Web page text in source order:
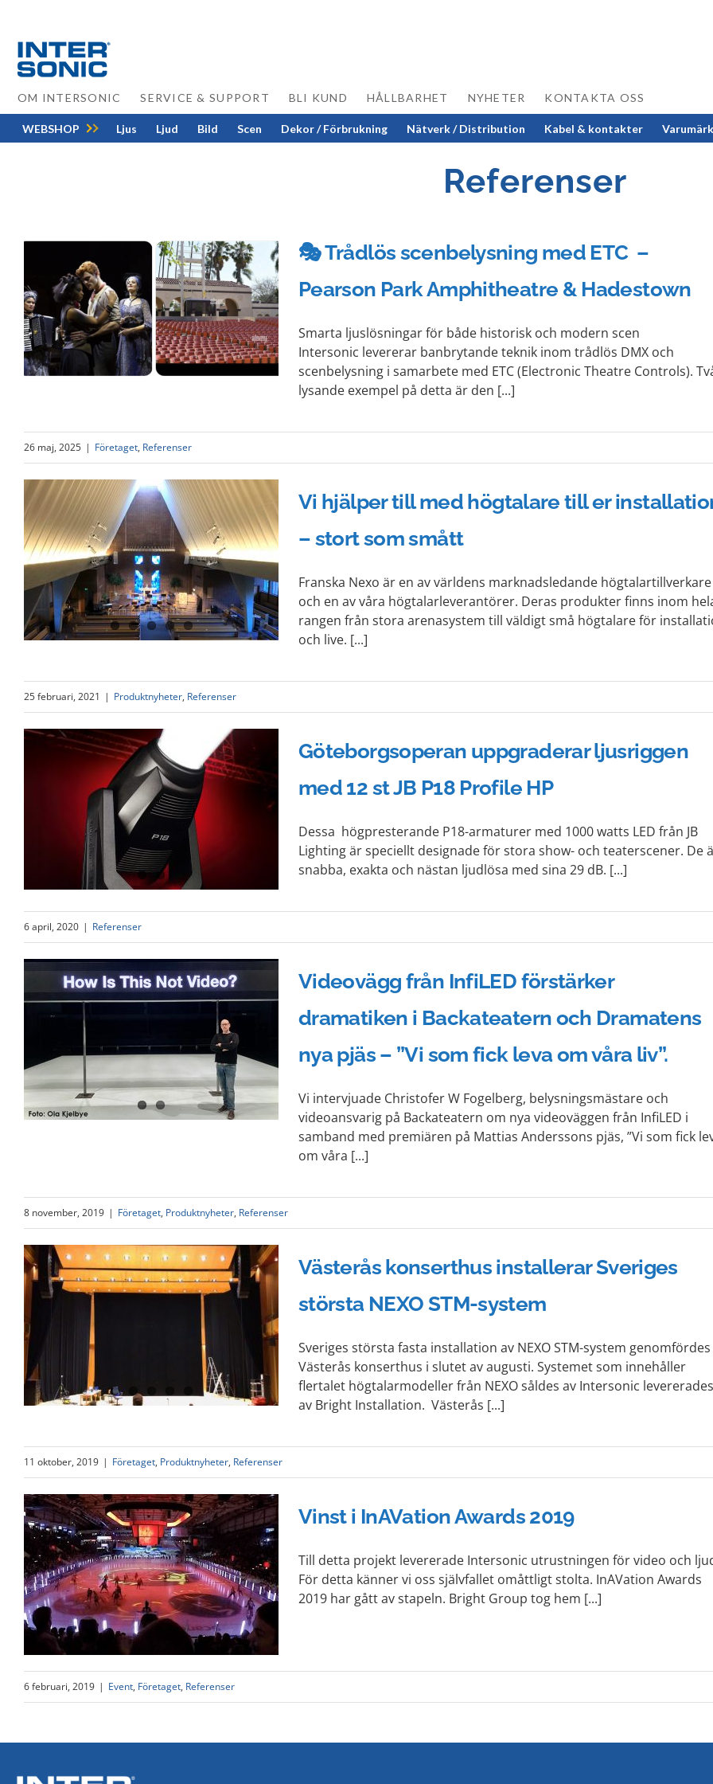
content
OM INTERSONIC SERVICE & SUPPORT BLI KUND HÅLLBARHET NYHETER KONTAKTA OSS
WEBSHOP Ljus Ljud Bild Scen Dekor / Förbrukning Nätverk / Distribution Kabel & kontakter
Referenser
🎭 Trådlös scenbelysning med ETC –
Pearson Park Amphitheatre & Hadestown
Smarta ljuslösningar för både historisk och modern scen
Intersonic levererar banbrytande teknik inom trådlös DMX och
scenbelysning i samarbete med ETC (Electronic Theatre Controls).
lysande exempel på detta är den [...]
26 maj, 2025 | Företaget, Referenser
Vi hjälper till med högtalare till er
– stort som smått
Franska Nexo är en av världens marknadsledande högtalartillverkare
och en av våra högtalarleverantörer. Deras produkter finns inom
rangen från stora arenasystem till väldigt små högtalare för
och live. [...]
25 februari, 2021 | Produktnyheter, Referenser
Göteborgsoperan uppgraderar ljusriggen
med 12 st JB P18 Profile HP
Dessa högpresterande P18-armaturer med 1000 watts LED från JB
Lighting är speciellt designade för stora show- och teaterscener. De
snabba, exakta och nästan ljudlösa med sina 29 dB. [...]
6 april, 2020 | Referenser
Videovägg från InfiLED förstärker
dramatiken i Backateatern och Dramatens
nya pjäs – ”Vi som fick leva om våra liv”.
Vi intervjuade Christofer W Fogelberg, belysningsmästare och
videoansvarig på Backateatern om nya videoväggen från InfiLED i
samband med premiären på Mattias Anderssons pjäs, ”Vi som fick
om våra [...]
8 november, 2019 | Företaget, Produktnyheter, Referenser
Västerås konserthus installerar Sveriges
största NEXO STM-system
Sveriges största fasta installation av NEXO STM-system genomfördes
Västerås konserthus i slutet av augusti. Systemet som innehåller
flertalet högtalarmodeller från NEXO såldes av Intersonic levererades
av Bright Installation. Västerås [...]
11 oktober, 2019 | Företaget, Produktnyheter, Referenser
Vinst i InAVation Awards 2019
Till detta projekt levererade Intersonic utrustningen för video och
För detta känner vi oss självfallet omåttligt stolta. InAVation Awards
2019 har gått av stapeln. Bright Group tog hem [...]
6 februari, 2019 | Event, Företaget, Referenser